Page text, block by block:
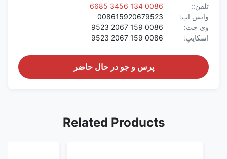
تلفن::
0086 134 3456 6685
واتس اپ:
008615920679523
وی چت:
0086 159 2067 9523
اسکایپ:
0086 159 2067 9523
پرس و جو در حال حاضر
Related Products